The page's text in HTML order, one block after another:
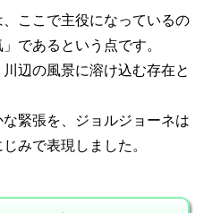
ここで主役になっているの
であるという点です。
辺の風景に溶け込む存在と
緊張を、ジョルジョーネは
みで表現しました。